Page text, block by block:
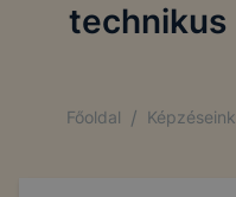
technikus
Főoldal / Képzéseink